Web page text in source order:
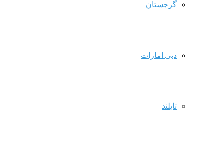
گرجستان
دبی امارات
تایلند